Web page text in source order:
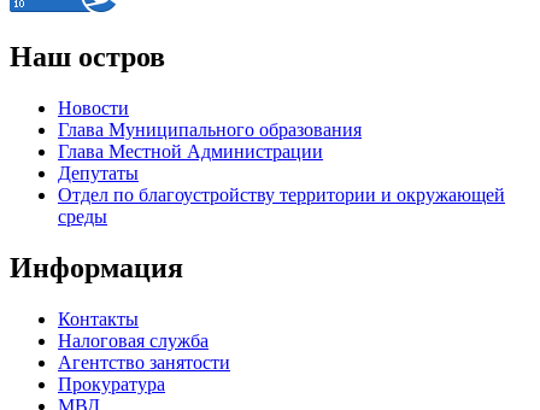
Наш остров
Новости
Глава Муниципального образования
Глава Местной Администрации
Депутаты
Отдел по благоустройству территории и окружающей
среды
Информация
Контакты
Налоговая служба
Агентство занятости
Прокуратура
МВД